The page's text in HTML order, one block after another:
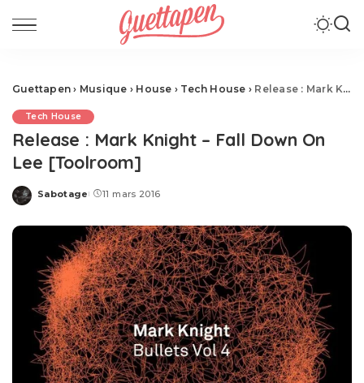
Guettapen › Musique › House › Tech House › Release : Mark Knight – Fall Down On Lee [Toolroom]
Tech House
Release : Mark Knight – Fall Down On
Lee [Toolroom]
Posted
Sabotage 11 mars 2016